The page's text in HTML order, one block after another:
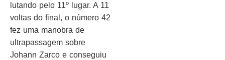
lutando pelo 11º lugar. A 11
voltas do final, o número 42
fez uma manobra de
ultrapassagem sobre
Johann Zarco e conseguiu